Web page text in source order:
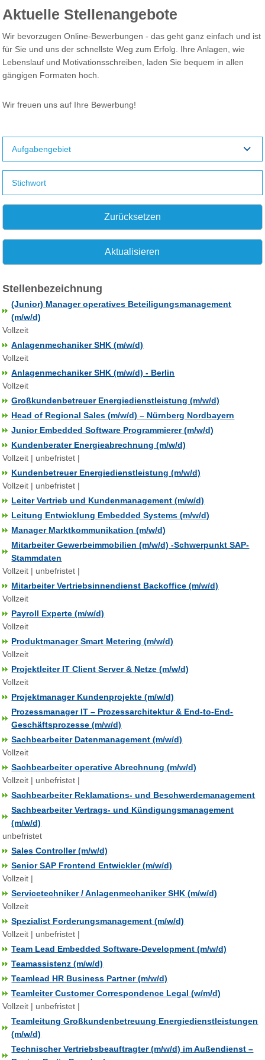
Aktuelle Stellenangebote
Wir bevorzugen Online-Bewerbungen - das geht ganz einfach und ist
für Sie und uns der schnellste Weg zum Erfolg. Ihre Anlagen, wie
Lebenslauf und Motivationsschreiben, laden Sie bequem in allen
gängigen Formaten hoch.
Wir freuen uns auf Ihre Bewerbung!
Aufgabengebiet
Zurücksetzen
Aktualisieren
Stellenbezeichnung
(Junior) Manager operatives Beteiligungsmanagement
(m/w/d)
Vollzeit
Anlagenmechaniker SHK (m/w/d)
Vollzeit
Anlagenmechaniker SHK (m/w/d) - Berlin
Vollzeit
Großkundenbetreuer Energiedienstleistung (m/w/d)
Head of Regional Sales (m/w/d) – Nürnberg Nordbayern
Junior Embedded Software Programmierer (m/w/d)
Kundenberater Energieabrechnung (m/w/d)
Vollzeit | unbefristet |
Kundenbetreuer Energiedienstleistung (m/w/d)
Vollzeit | unbefristet |
Leiter Vertrieb und Kundenmanagement (m/w/d)
Leitung Entwicklung Embedded Systems (m/w/d)
Manager Marktkommunikation (m/w/d)
Mitarbeiter Gewerbeimmobilien (m/w/d) -Schwerpunkt SAP-
Stammdaten
Vollzeit | unbefristet |
Mitarbeiter Vertriebsinnendienst Backoffice (m/w/d)
Vollzeit
Payroll Experte (m/w/d)
Vollzeit
Produktmanager Smart Metering (m/w/d)
Vollzeit
Projektleiter IT Client Server & Netze (m/w/d)
Vollzeit
Projektmanager Kundenprojekte (m/w/d)
Prozessmanager IT – Prozessarchitektur & End-to-End-
Geschäftsprozesse (m/w/d)
Sachbearbeiter Datenmanagement (m/w/d)
Vollzeit
Sachbearbeiter operative Abrechnung (m/w/d)
Vollzeit | unbefristet |
Sachbearbeiter Reklamations- und Beschwerdemanagement
Sachbearbeiter Vertrags- und Kündigungsmanagement
(m/w/d)
unbefristet
Sales Controller (m/w/d)
Senior SAP Frontend Entwickler (m/w/d)
Vollzeit |
Servicetechniker / Anlagenmechaniker SHK (m/w/d)
Vollzeit
Spezialist Forderungsmanagement (m/w/d)
Vollzeit | unbefristet |
Team Lead Embedded Software-Development (m/w/d)
Teamassistenz (m/w/d)
Teamlead HR Business Partner (m/w/d)
Teamleiter Customer Correspondence Legal (w/m/d)
Vollzeit | unbefristet |
Teamleitung Großkundenbetreuung Energiedienstleistungen
(m/w/d)
Technischer Vertriebsbeauftragter (m/w/d) im Außendienst –